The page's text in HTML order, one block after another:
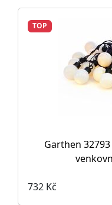
TOP
Garthen
732 Kč